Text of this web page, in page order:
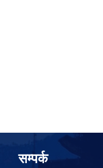
सम्पर्क